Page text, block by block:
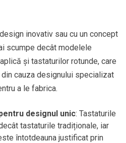
inovativ sau cu un concept
scumpe decât modelele
și tastaturilor rotunde, care
cauza designului specializat
a le fabrica.
designul unic: Tastaturile
tastaturile tradiționale, iar
întotdeauna justificat prin